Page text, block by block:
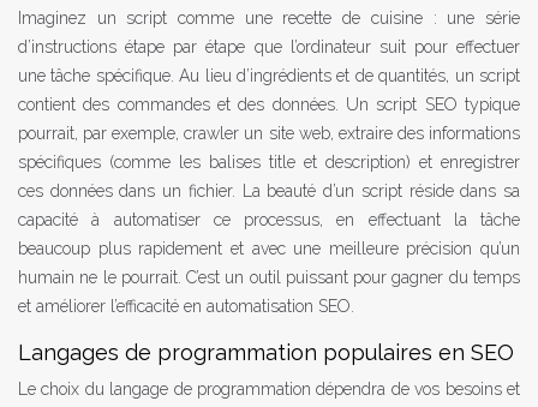
Imaginez un script comme une recette de cuisine : une série
d’instructions étape par étape que l’ordinateur suit pour effectuer
une tâche spécifique. Au lieu d’ingrédients et de quantités, un script
contient des commandes et des données. Un script SEO typique
pourrait, par exemple, crawler un site web, extraire des informations
spécifiques (comme les balises title et description) et enregistrer
ces données dans un fichier. La beauté d’un script réside dans sa
capacité à automatiser ce processus, en effectuant la tâche
beaucoup plus rapidement et avec une meilleure précision qu’un
humain ne le pourrait. C’est un outil puissant pour gagner du temps
et améliorer l’efficacité en automatisation SEO.
Langages de programmation populaires en SEO
Le choix du langage de programmation dépendra de vos besoins et